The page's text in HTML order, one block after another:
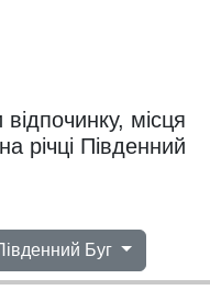
місця
річці Південний
Буг